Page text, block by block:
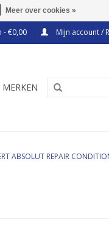
- €0,00 Mijn account /
MERKEN
ABSOLUT REPAIR
Meer over cookies »